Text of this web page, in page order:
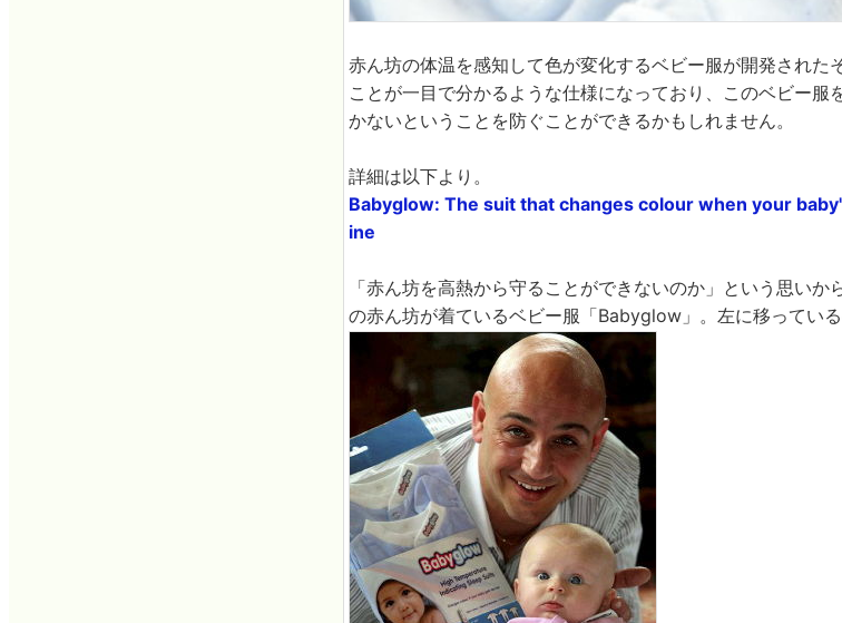
赤ん坊の体温を感知して色が変化するベビー服が開発された
ことが一目で分かるような仕様になっており、このベビー服
かないということを防ぐことができるかもしれません。
詳細は以下より。
Babyglow: The suit that changes colour when your
ine
「赤ん坊を高熱から守ることができないのか」という思い
の赤ん坊が着ているベビー服「Babyglow」。左に移っている